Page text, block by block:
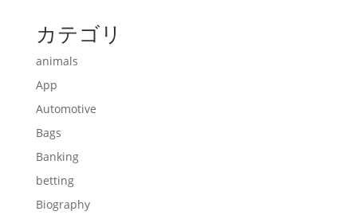
カテゴリ
animals
App
Automotive
Bags
Banking
betting
Biography